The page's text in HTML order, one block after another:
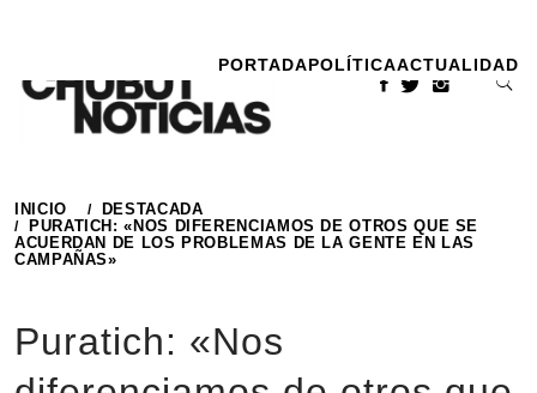
contenido
PORTADAPOLÍTICAACTUALIDAD
INICIO
DESTACADA
PURATICH: «NOS DIFERENCIAMOS DE OTROS QUE SE
ACUERDAN DE LOS PROBLEMAS DE LA GENTE EN LAS
CAMPAÑAS»
Puratich: «Nos